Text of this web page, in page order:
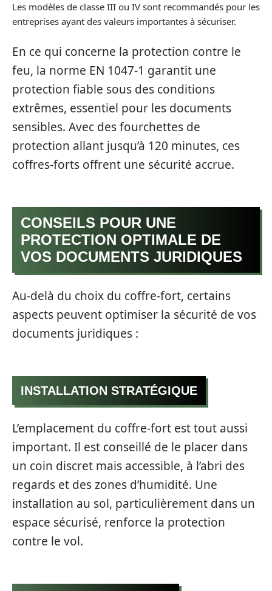
Les modèles de classe III ou IV sont recommandés pour les
entreprises ayant des valeurs importantes à sécuriser.
En ce qui concerne la protection contre le
feu, la norme EN 1047-1 garantit une
protection fiable sous des conditions
extrêmes, essentiel pour les documents
sensibles. Avec des fourchettes de
protection allant jusqu’à 120 minutes, ces
coffres-forts offrent une sécurité accrue.
CONSEILS POUR UNE
PROTECTION OPTIMALE DE
VOS DOCUMENTS JURIDIQUES
Au-delà du choix du coffre-fort, certains
aspects peuvent optimiser la sécurité de vos
documents juridiques :
INSTALLATION STRATÉGIQUE
L’emplacement du coffre-fort est tout aussi
important. Il est conseillé de le placer dans
un coin discret mais accessible, à l’abri des
regards et des zones d’humidité. Une
installation au sol, particulièrement dans un
espace sécurisé, renforce la protection
contre le vol.